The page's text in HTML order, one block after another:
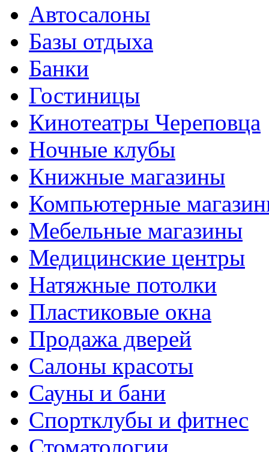
Автосалоны
Базы отдыха
Банки
Гостиницы
Кинотеатры Череповца
Ночные клубы
Книжные магазины
Компьютерные
Мебельные магазины
Медицинские центры
Натяжные потолки
Пластиковые окна
Продажа дверей
Салоны красоты
Сауны и бани
Спортклубы и фитнес
Стоматологии